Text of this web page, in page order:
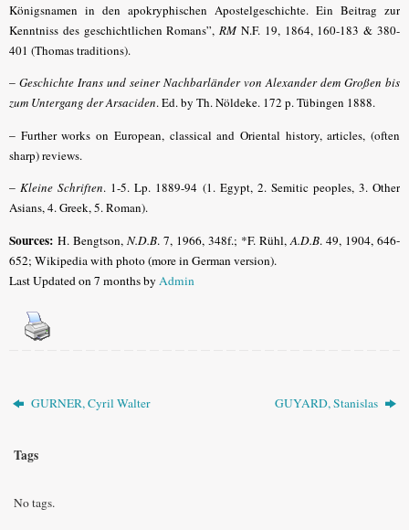
Königsnamen in den apokryphischen Apostelgeschichte. Ein Beitrag zur
Kenntniss des geschichtlichen Romans”,RMN.F. 19, 1864, 160-183 & 380-
401 (Thomas traditions).
– Geschichte Irans und seiner Nachbarländer von Alexander dem Großen bis
zum Untergang der Arsaciden. Ed. by Th. Nöldeke. 172 p. Tübingen 1888.
– Further works on European, classical and Oriental history, articles, (often
sharp) reviews.
–Kleine Schriften. 1-5. Lp. 1889-94 (1. Egypt, 2. Semitic peoples, 3. Other
Asians, 4. Greek, 5. Roman).
Sources: H. Bengtson, N.D.B. 7, 1966, 348f.; *F. Rühl,A.D.B. 49, 1904, 646-
652; Wikipedia with photo (more in German version).
Last Updated on 7 months byAdmin
GURNER, Cyril Walter GUYARD, Stanislas
Tags
No tags.